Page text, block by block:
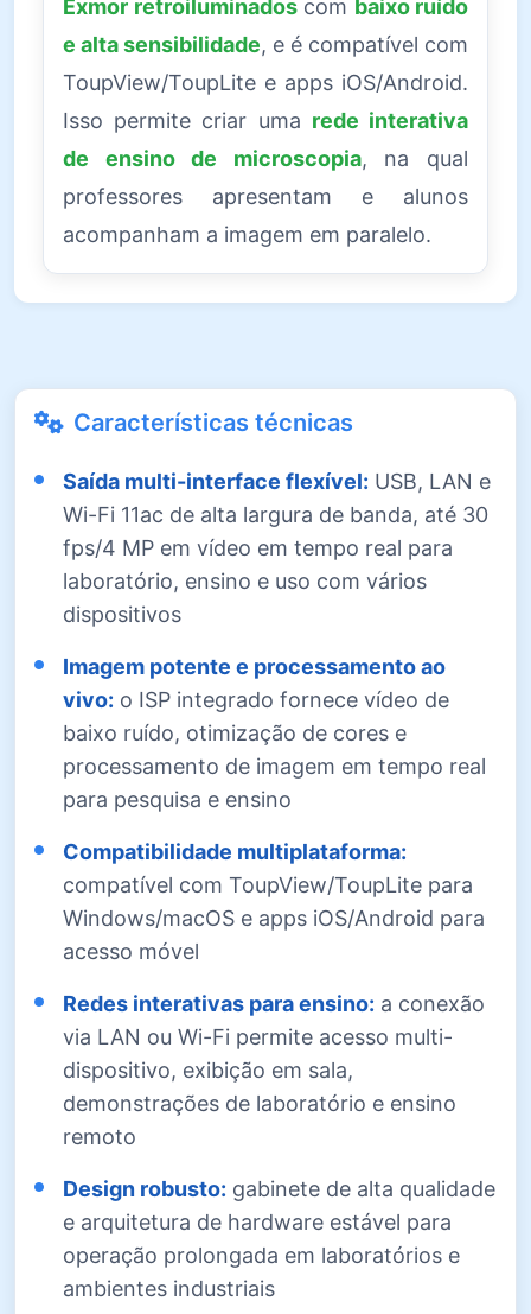
Exmor retroiluminadoscom baixo ruído
e alta sensibilidade, e é compatível com
ToupView/ToupLite e apps iOS/Android.
Isso permite criar uma rede interativa
de ensino de microscopia, na qual
professores apresentam e alunos
acompanham a imagem em paralelo.
Características técnicas
Saída multi-interface flexível: USB, LAN e
Wi-Fi 11ac de alta largura de banda, até 30
fps/4 MP em vídeo em tempo real para
laboratório, ensino e uso com vários
dispositivos
Imagem potente e processamento ao
vivo: o ISP integrado fornece vídeo de
baixo ruído, otimização de cores e
processamento de imagem em tempo real
para pesquisa e ensino
Compatibilidade multiplataforma:
compatível com ToupView/ToupLite para
Windows/macOS e apps iOS/Android para
acesso móvel
Redes interativas para ensino: a conexão
via LAN ou Wi-Fi permite acesso multi-
dispositivo, exibição em sala,
demonstrações de laboratório e ensino
remoto
Design robusto: gabinete de alta qualidade
e arquitetura de hardware estável para
operação prolongada em laboratórios e
ambientes industriais